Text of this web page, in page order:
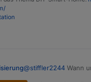
ersetzten, wird das
mehr angezeigt. Ist das
Baustein funktionierts
die Timeout Fehler
noch wer diese Probleme?
@stiffler2244 Wann